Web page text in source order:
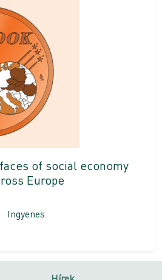
of social economy
Europe
Ingyenes